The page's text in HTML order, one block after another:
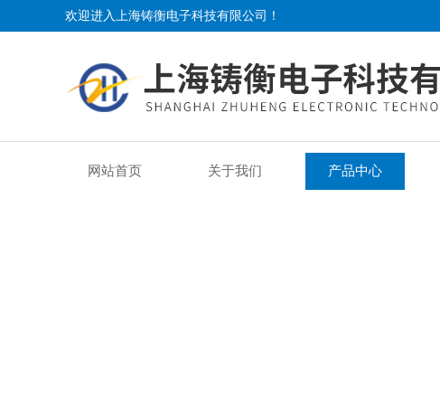
欢迎进入上海铸衡电子科技有限公司！
网站首页 关于我们 产品中心